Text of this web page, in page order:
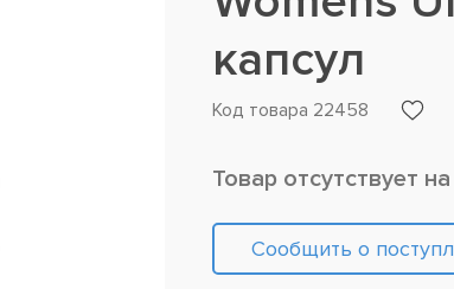
капсул
Код товара 22458
Товар отсутствует
Сообщить о